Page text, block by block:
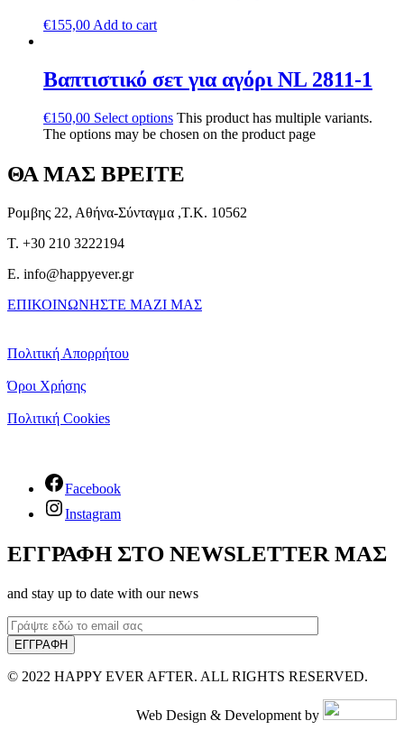
€155,00 Add to cart
Βαπτιστικό σετ για αγόρι NL 2811-1
€150,00 Select options This product has multiple variants.
The options may be chosen on the product page
ΘΑ ΜΑΣ ΒΡΕΙΤΕ
Ρομβης 22, Αθήνα-Σύνταγμα ,Τ.Κ. 10562
T. +30 210 3222194
E. info@happyever.gr
ΕΠΙΚΟΙΝΩΝΗΣΤΕ ΜΑΖΙ ΜΑΣ
Πολιτική Απορρήτου
Όροι Χρήσης
Πολιτική Cookies
Facebook
Instagram
ΕΓΓΡΑΦΗ ΣΤΟ NEWSLETTER ΜΑΣ
and stay up to date with our news
© 2022 HAPPY EVER AFTER. ALL RIGHTS RESERVED.
Web Design & Development by